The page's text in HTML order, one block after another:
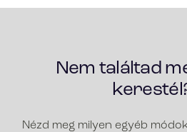
Nem találtad
Nézd meg milyen egyéb